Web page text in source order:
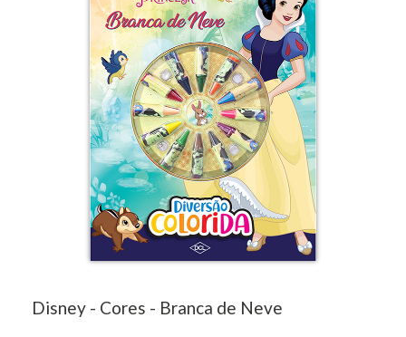
Disney - Cores - Branca de Neve